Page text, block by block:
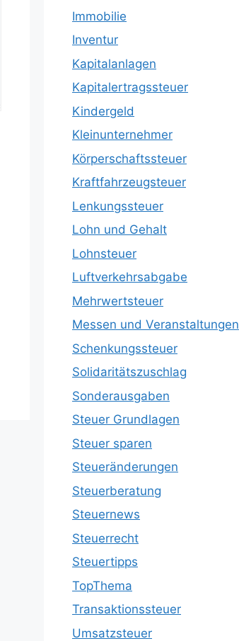
Immobilie
Inventur
Kapitalanlagen
Kapitalertragssteuer
Kindergeld
Kleinunternehmer
Körperschaftssteuer
Kraftfahrzeugsteuer
Lenkungssteuer
Lohn und Gehalt
Lohnsteuer
Luftverkehrsabgabe
Mehrwertsteuer
Messen und Veranstaltungen
Schenkungssteuer
Solidaritätszuschlag
Sonderausgaben
Steuer Grundlagen
Steuer sparen
Steueränderungen
Steuerberatung
Steuernews
Steuerrecht
Steuertipps
TopThema
Transaktionssteuer
Umsatzsteuer